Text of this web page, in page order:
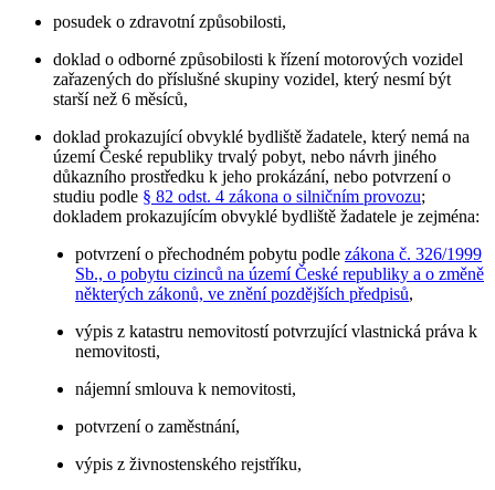
posudek o zdravotní způsobilosti,
doklad o odborné způsobilosti k řízení motorových vozidel
zařazených do příslušné skupiny vozidel, který nesmí být
starší než 6 měsíců,
doklad prokazující obvyklé bydliště žadatele, který nemá na
území České republiky trvalý pobyt, nebo návrh jiného
důkazního prostředku k jeho prokázání, nebo potvrzení o
studiu podle § 82 odst. 4 zákona o silničním provozu;
dokladem prokazujícím obvyklé bydliště žadatele je zejména:
potvrzení o přechodném pobytu podlezákona č. 326/1999
Sb., o pobytu cizinců na území České republiky a o změně
některých zákonů, ve znění pozdějších předpisů,
výpis z katastru nemovitostí potvrzující vlastnická práva k
nemovitosti,
nájemní smlouva k nemovitosti,
potvrzení o zaměstnání,
výpis z živnostenského rejstříku,